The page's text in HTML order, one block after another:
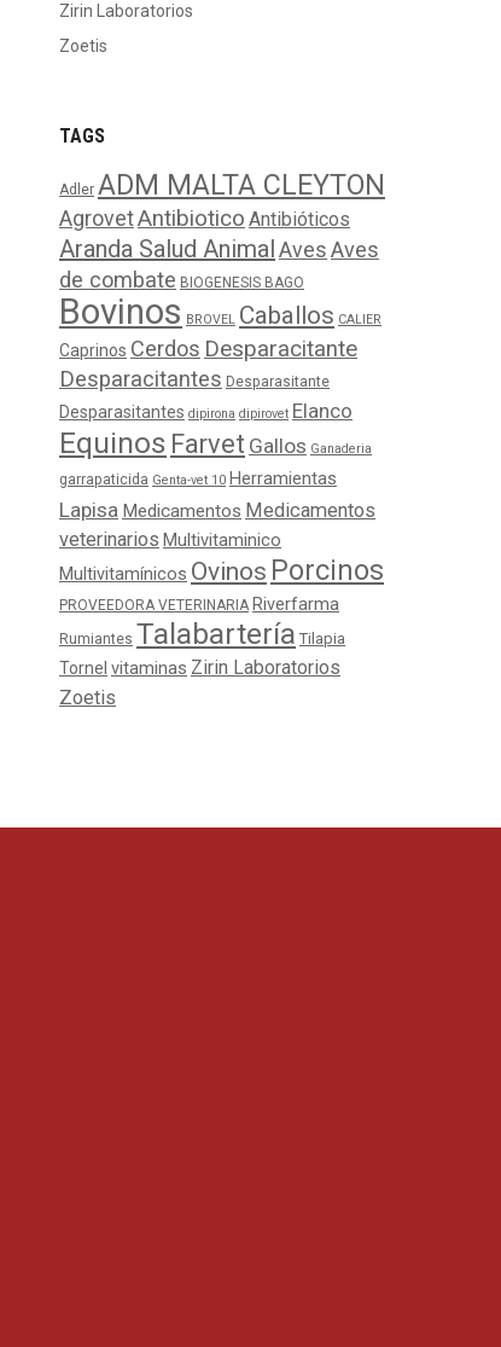
Zirin Laboratorios
Zoetis
TAGS
Adler ADM MALTA CLEYTON
AgrovetAntibiotico Antibióticos
Aranda Salud AnimalAvesAves
de combate BIOGENESIS BAGO
Bovinos BROVEL Caballos CALIER
Caprinos Cerdos Desparacitante
Desparacitantes Desparasitante
Desparasitantes dipirona dipirovet Elanco
Equinos Farvet Gallos Ganaderia
garrapaticida Genta-vet 10 Herramientas
Lapisa Medicamentos Medicamentos
veterinarios Multivitaminico
Multivitamínicos Ovinos Porcinos
PROVEEDORA VETERINARIA Riverfarma
Rumiantes Talabartería Tilapia
Tornel vitaminas Zirin Laboratorios
Zoetis